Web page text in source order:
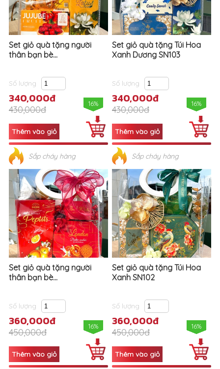
Set giỏ quà tặng người
thân bạn bè...
Số lượng
340,000đ
430,000đ
16%
Sắp cháy hàng
Set giỏ quà tặng Túi Hoa
Xanh Dương SN103
Số lượng
340,000đ
430,000đ
16%
Sắp cháy hàng
Set giỏ quà tặng người
thân bạn bè...
Số lượng
360,000đ
450,000đ
16%
Set giỏ quà tặng Túi Hoa
Xanh SN102
Số lượng
360,000đ
450,000đ
16%